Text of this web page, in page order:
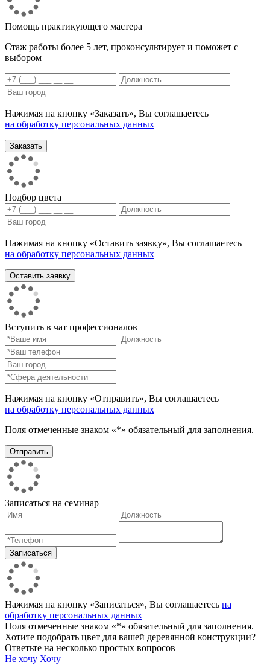
Помощь практикующего мастера
Стаж работы более 5 лет, проконсультирует и поможет с
выбором
Нажимая на кнопку «Заказать», Вы соглашаетесь
на обработку персональных данных
Подбор цвета
Нажимая на кнопку «Оставить заявку», Вы соглашаетесь
на обработку персональных данных
Вступить в чат профессионалов
Нажимая на кнопку «Отправить», Вы соглашаетесь
на обработку персональных данных
Поля отмеченные знаком «*» обязательный для заполнения.
Записаться на семинар
Нажимая на кнопку «Записаться», Вы соглашаетесь на
обработку персональных данных
Поля отмеченные знаком «*» обязательный для заполнения.
Хотите подобрать цвет для вашей деревянной конструкции?
Ответьте на несколько простых вопросов
Не хочу Хочу